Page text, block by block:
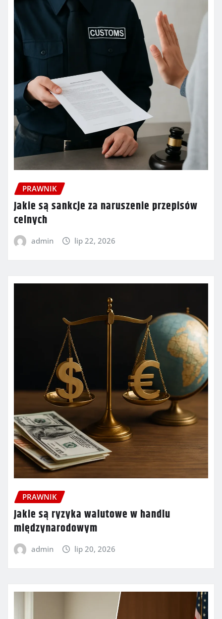
PRAWNIK
Jakie są sankcje za naruszenie przepisów
celnych
admin lip 22, 2026
PRAWNIK
Jakie są ryzyka walutowe w handlu
międzynarodowym
admin lip 20, 2026